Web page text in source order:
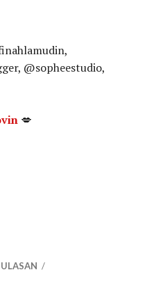
@sopheestudio,
💋
/